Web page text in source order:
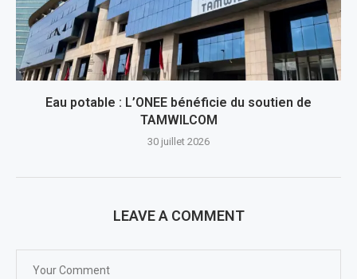
Eau potable : L’ONEE bénéficie du soutien de
TAMWILCOM
30 juillet 2026
LEAVE A COMMENT